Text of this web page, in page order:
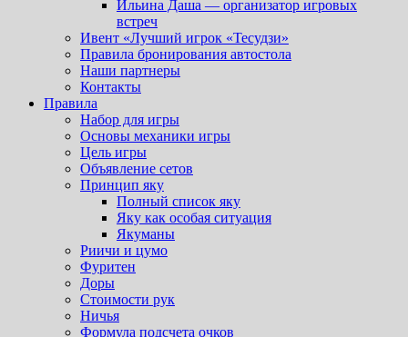
Ильина Даша — организатор игровых
встреч
Ивент «Лучший игрок «Тесудзи»
Правила бронирования автостола
Наши партнеры
Контакты
Правила
Набор для игры
Основы механики игры
Цель игры
Объявление сетов
Принцип яку
Полный список яку
Яку как особая ситуация
Якуманы
Риичи и цумо
Фуритен
Доры
Стоимости рук
Ничья
Формула подсчета очков